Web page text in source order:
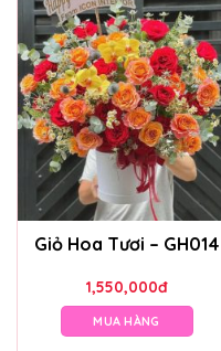
Giỏ Hoa Tươi – GH014
1,550,000đ
MUA HÀNG